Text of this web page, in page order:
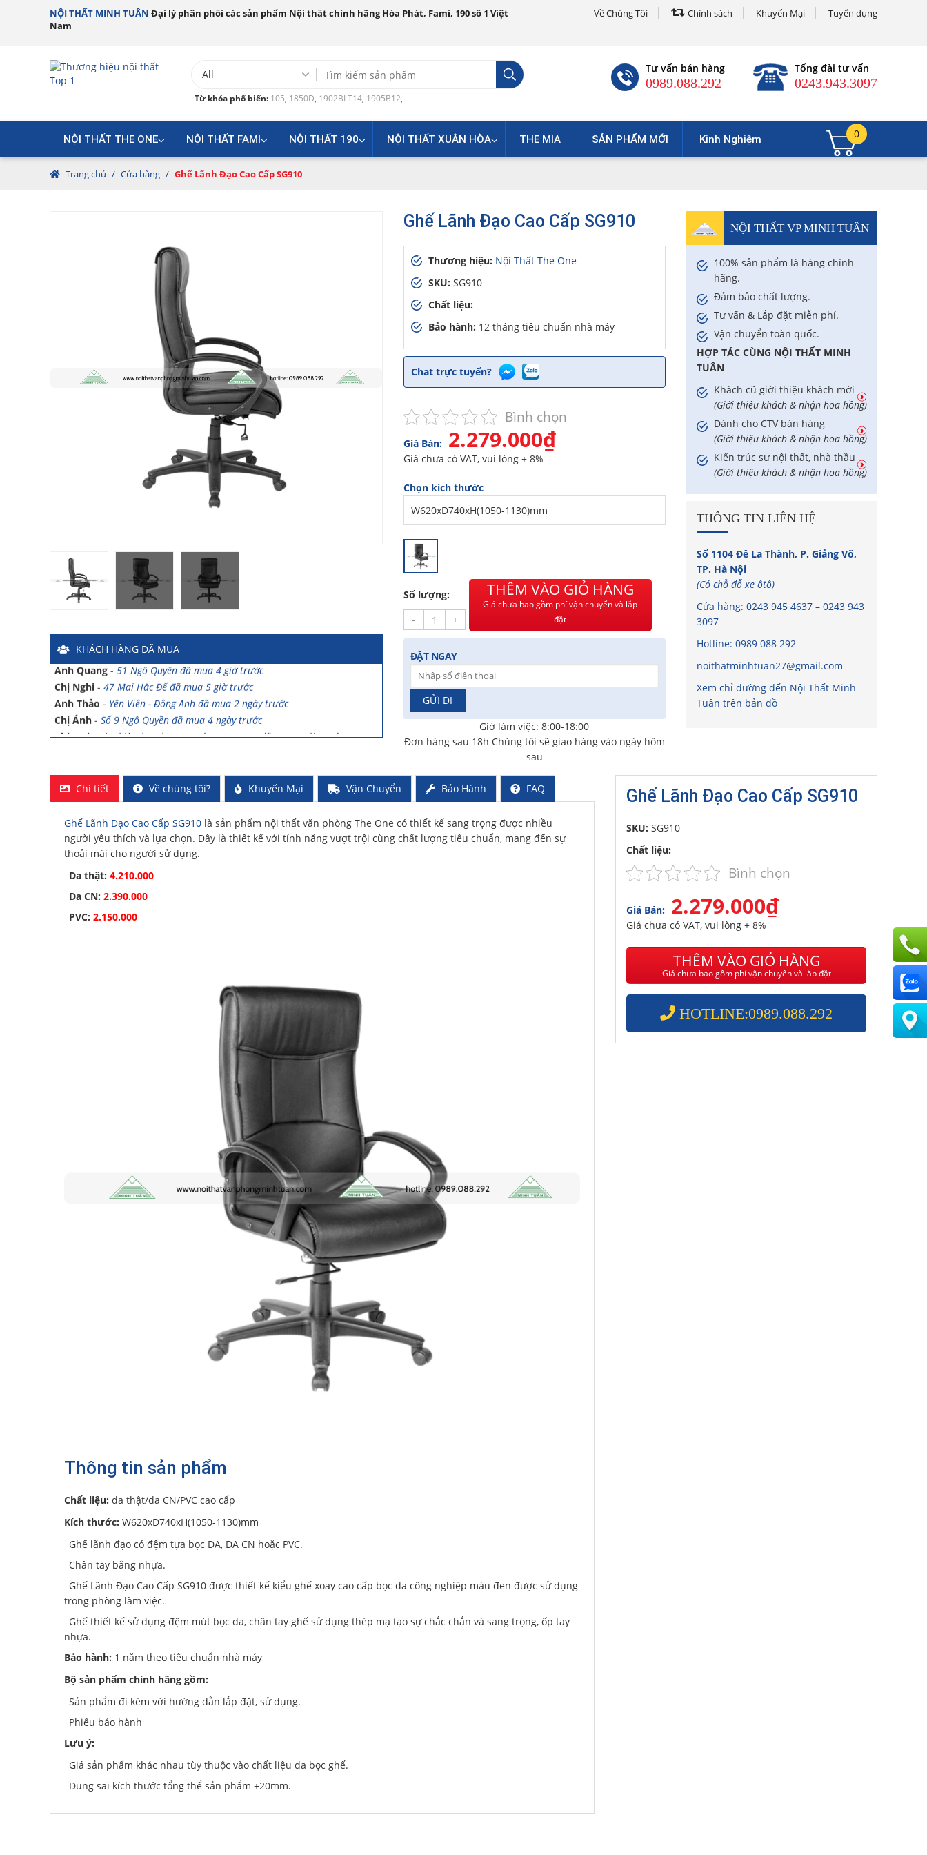
NỘI THẤT MINH TUÂN Đại lý phân phối các sản phẩm Nội thất chính hãng Hòa Phát, Fami, 190 số 1 Việt
Nam
Về Chúng Tôi Chính sách Khuyến Mại Tuyển dụng
for:
Từ khóa phổ biến: 105, 1850D, 1902BLT14, 1905B12,
Tư vấn bán hàng
0989.088.292
Tổng đài tư vấn
0243.943.3097
NỘI THẤT THE ONE NỘI THẤT FAMI NỘI THẤT 190 NỘI THẤT XUÂN HÒA THE MIA SẢN PHẨM MỚI Kinh Nghiệm 0
Trang chủ / Cửa hàng / Ghế Lãnh Đạo Cao Cấp SG910
KHÁCH HÀNG ĐÃ MUA
Ngõ 88 Phố Ngọc Hà đã mua 7 giờ trước
Anh Quang
51 Ngô Quyền đã mua 4 giờ trước
Anh Thảo- Yên Viên - Đông Anh đã mua 2 ngày trước
Chị Ánh- Số 9 Ngô Quyền đã mua 4 ngày trước
Chị Mai-Khu biệt thự Vincom Đường Hoa Lan đã mua 2 giờ trước
Anh Sơn-15 An Dương đã mua 1 ngày trước
Anh Nam-33 Đại Cổ Việt đã mua 15 giờ trước
Trường THCS Ngô Sĩ Liên-Hàm Long, Hoàn Kiếm đã mua 2 ngày trước
Trường THCS Thành Công-Khu TT Khu C Thành Công đã mua 3 ngày
trước
Anh Long- 278 Thụy Khuê đã mua 4 ngày trước
Công ty Lữ hành HG -47 Phan Chu Trinh đã mua 8 giờ trước
Chị Hiền-Ngõ 88 Phố Ngọc Hà đã mua 7 giờ trước
Chị Hồng Anh-46 Tăng Bạt Hổ đã mua 2 giờ trước
Anh Thảo-Yên Viên - Đông Anh đã mua 2 ngày trước
33 Đại Cổ Việt đã mua 15 giờ trước
26 Hàng Bài đã mua 1 ngày trước
Hàm Long, Hoàn Kiếm đã mua 2 ngày trước
Khu TT Khu C Thành Công đã mua 3 ngày
278 Thụy Khuê đã mua 4 ngày trước
47 Phan Chu Trinh đã mua 8 giờ trước
Ngõ 88 Phố Ngọc Hà đã mua 7 giờ trước
46 Tăng Bạt Hổ đã mua 2 giờ trước
51 Ngô Quyền đã mua 4 giờ trước
47 Mai Hắc Đế đã mua 5 giờ trước
Ghế Lãnh Đạo Cao Cấp SG910
Thương hiệu: Nội Thất The One
SKU: SG910
Chất liệu:
Bảo hành: 12 tháng tiêu chuẩn nhà máy
Chat trực tuyến?
Bình chọn
Giá Bán: 2.279.000₫
Giá chưa có VAT, vui lòng + 8%
Chọn kích thước
Số lượng:
-
+
THÊM VÀO GIỎ HÀNG
Giá chưa bao gồm phí vận chuyển và lắp
đặt
ĐẶT NGAY
Giờ làm việc: 8:00-18:00
Đơn hàng sau 18h Chúng tôi sẽ giao hàng vào ngày hôm
sau
NỘI THẤT VP MINH TUÂN
100% sản phẩm là hàng chính
hãng.
Đảm bảo chất lượng.
Tư vấn & Lắp đặt miễn phí.
Vận chuyển toàn quốc.
HỢP TÁC CÙNG NỘI THẤT MINH
TUÂN
Khách cũ giới thiệu khách mới
(Giới thiệu khách & nhận hoa hồng)
Dành cho CTV bán hàng
(Giới thiệu khách & nhận hoa hồng)
Kiến trúc sư nội thất, nhà thầu
(Giới thiệu khách & nhận hoa hồng)
THÔNG TIN LIÊN HỆ
Số 1104 Đê La Thành, P. Giảng Võ,
TP. Hà Nội
(Có chỗ đỗ xe ôtô)
Cửa hàng: 0243 945 4637– 0243 943
3097
Hotline: 0989 088 292
noithatminhtuan27@gmail.com
Xem chỉ đường đến Nội Thất Minh
Tuân trên bản đồ
Chi tiết Về chúng tôi? Khuyến Mại Vận Chuyển Bảo Hành FAQ
Ghế Lãnh Đạo Cao Cấp SG910 là sản phẩm nội thất văn phòng The One có thiết kế sang trọng được nhiều
người yêu thích và lựa chọn. Đây là thiết kế với tính năng vượt trội cùng chất lượng tiêu chuẩn, mang đến sự
thoải mái cho người sử dụng.
Da thật: 4.210.000
Da CN: 2.390.000
PVC: 2.150.000
Thông tin sản phẩm
Chất liệu: da thật/da CN/PVC cao cấp
Kích thước: W620xD740xH(1050-1130)mm
Ghế lãnh đạo có đệm tựa bọc DA, DA CN hoặc PVC.
Chân tay bằng nhựa.
Ghế Lãnh Đạo Cao Cấp SG910 được thiết kế kiểu ghế xoay cao cấp bọc da công nghiệp màu đen được sử dụng
trong phòng làm việc.
Ghế thiết kế sử dụng đệm mút bọc da, chân tay ghế sử dụng thép mạ tạo sự chắc chắn và sang trọng, ốp tay
nhựa.
Bảo hành: 1 năm theo tiêu chuẩn nhà máy
Bộ sản phẩm chính hãng gồm:
Sản phẩm đi kèm với hướng dẫn lắp đặt, sử dụng.
Phiếu bảo hành
Lưu ý:
Giá sản phẩm khác nhau tùy thuộc vào chất liệu da bọc ghế.
Dung sai kích thước tổng thể sản phẩm ±20mm.
Ghế Lãnh Đạo Cao Cấp SG910
SKU: SG910
Chất liệu:
Bình chọn
Giá Bán: 2.279.000₫
Giá chưa có VAT, vui lòng + 8%
THÊM VÀO GIỎ HÀNG
Giá chưa bao gồm phí vận chuyển và lắp đặt
HOTLINE:0989.088.292